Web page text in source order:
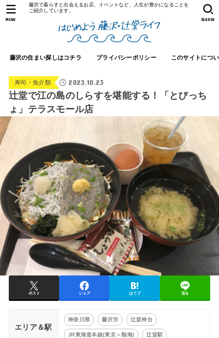
藤沢で暮らすと出会えるお店、イベントなど、人生が豊かになることを
ご紹介しています。
藤沢の住まい探しはコチラ プライバシーポリシー このサイトにつ
SEARCH
MENU
寿司・魚介類 2023.10.23
辻堂で江の島のしらすを堪能する！「とびっち
ょ」テラスモール店
ポスト シェア はてブ 送る
エリア＆駅
神奈川県 藤沢市 辻堂神台
JR東海道本線(東京～熱海) 辻堂駅